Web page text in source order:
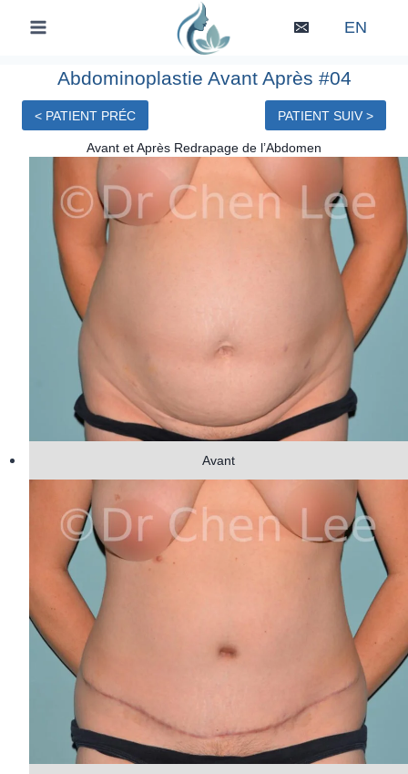
EN
Abdominoplastie Avant Après #04
< PATIENT PRÉC PATIENT SUIV >
Avant et Après Redrapage de l’Abdomen
Avant